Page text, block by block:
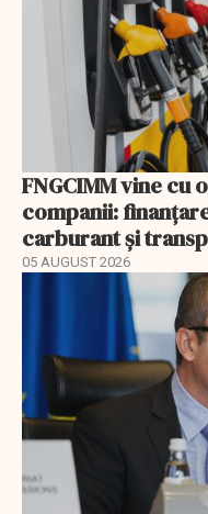
FNGCIMM vine cu
companii:
carburant și
05 AUGUST 2026